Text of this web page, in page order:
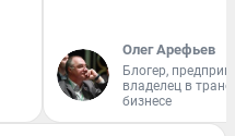
Олег Арефьев
Блогер,
владелец в
бизнесе